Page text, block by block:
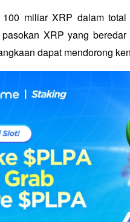
miliar XRP dalam
XRP yang
dapat mendorong